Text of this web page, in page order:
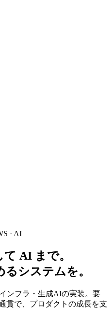
· AI
AI まで。
システムを。
ンフラ・生成AIの実装。要
貫で、プロダクトの成長を支